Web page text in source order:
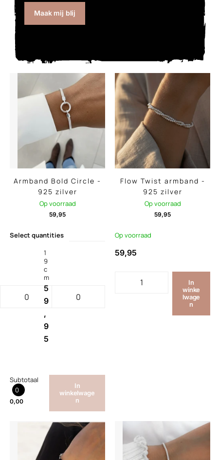
Maak mij blij
Armband Bold Circle -
925 zilver
Op voorraad
59,95
Select quantities
1
9
c
m
5
9
,
9
5
Subtotaal
0
0,00
In
winkelwage
n
Flow Twist armband -
925 zilver
Op voorraad
59,95
Op voorraad
59,95
In
winke
lwage
n